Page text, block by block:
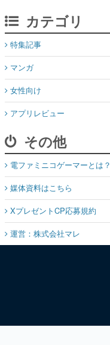
カテゴリ
特集記事
マンガ
女性向け
アプリレビュー
その他
電ファミニコゲーマーとは？
媒体資料はこちら
XプレゼントCP応募規約
運営：株式会社マレ